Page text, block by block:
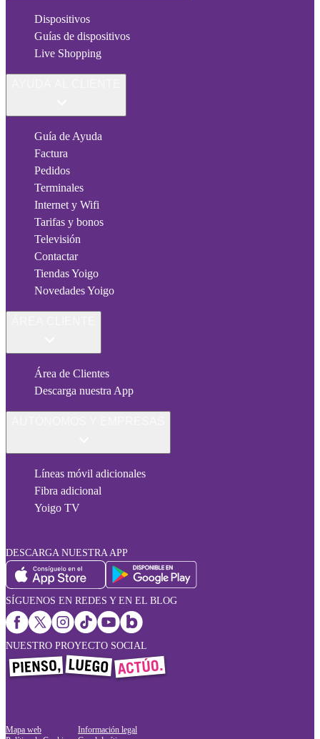
Dispositivos
Guías de dispositivos
Live Shopping
Guía de Ayuda
Factura
Pedidos
Terminales
Internet y Wifi
Tarifas y bonos
Televisión
Contactar
Tiendas Yoigo
Novedades Yoigo
Área de Clientes
Descarga nuestra App
Líneas móvil adicionales
Fibra adicional
Yoigo TV
DESCARGA NUESTRA APP
SÍGUENOS EN REDES Y EN EL BLOG
NUESTRO PROYECTO SOCIAL
Mapa web
Información legal